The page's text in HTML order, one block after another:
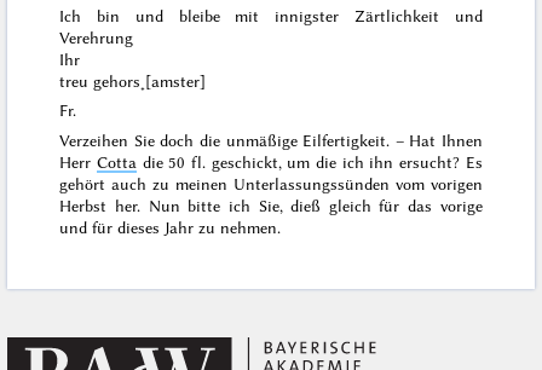
Ich bin und bleibe mit innigster Zärtlichkeit und
Verehrung
Ihr
treu gehors˖[amster]
Fr.
Verzeihen Sie doch die unmäßige Eilfertigkeit. – Hat Ihnen
Herr Cotta die 50 fl. geschickt, um die ich ihn ersucht? Es
gehört auch zu meinen Unterlassungssünden vom vorigen
Herbst her. Nun bitte ich Sie, dieß gleich für das vorige
und für dieses Jahr zu nehmen.